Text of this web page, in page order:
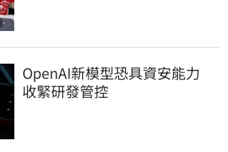
OpenAI新模型恐具資安能力
收緊研發管控